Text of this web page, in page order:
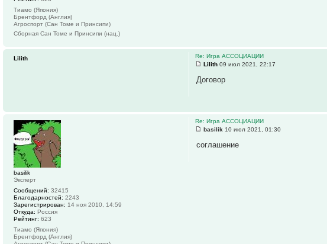
Тиамо (Япония)
Брентфорд (Англия)
Агроспорт (Сан Томе и Принсипи)
Сборная Сан Томе и Принсипи (нац.)
Re: Игра АССОЦИАЦИИ
Lilith 09 июл 2021, 22:17
Договор
Lilith
Re: Игра АССОЦИАЦИИ
basilik 10 июл 2021, 01:30
соглашение
basilik
Эксперт
Сообщений: 32415
Благодарностей: 2243
Зарегистрирован: 14 ноя 2010, 14:59
Откуда: Россия
Рейтинг: 623
Тиамо (Япония)
Брентфорд (Англия)